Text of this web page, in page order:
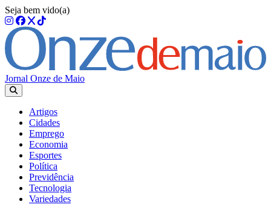
Seja bem vido(a)
Jornal Onze de Maio
Artigos
Cidades
Emprego
Economia
Esportes
Política
Previdência
Tecnologia
Variedades